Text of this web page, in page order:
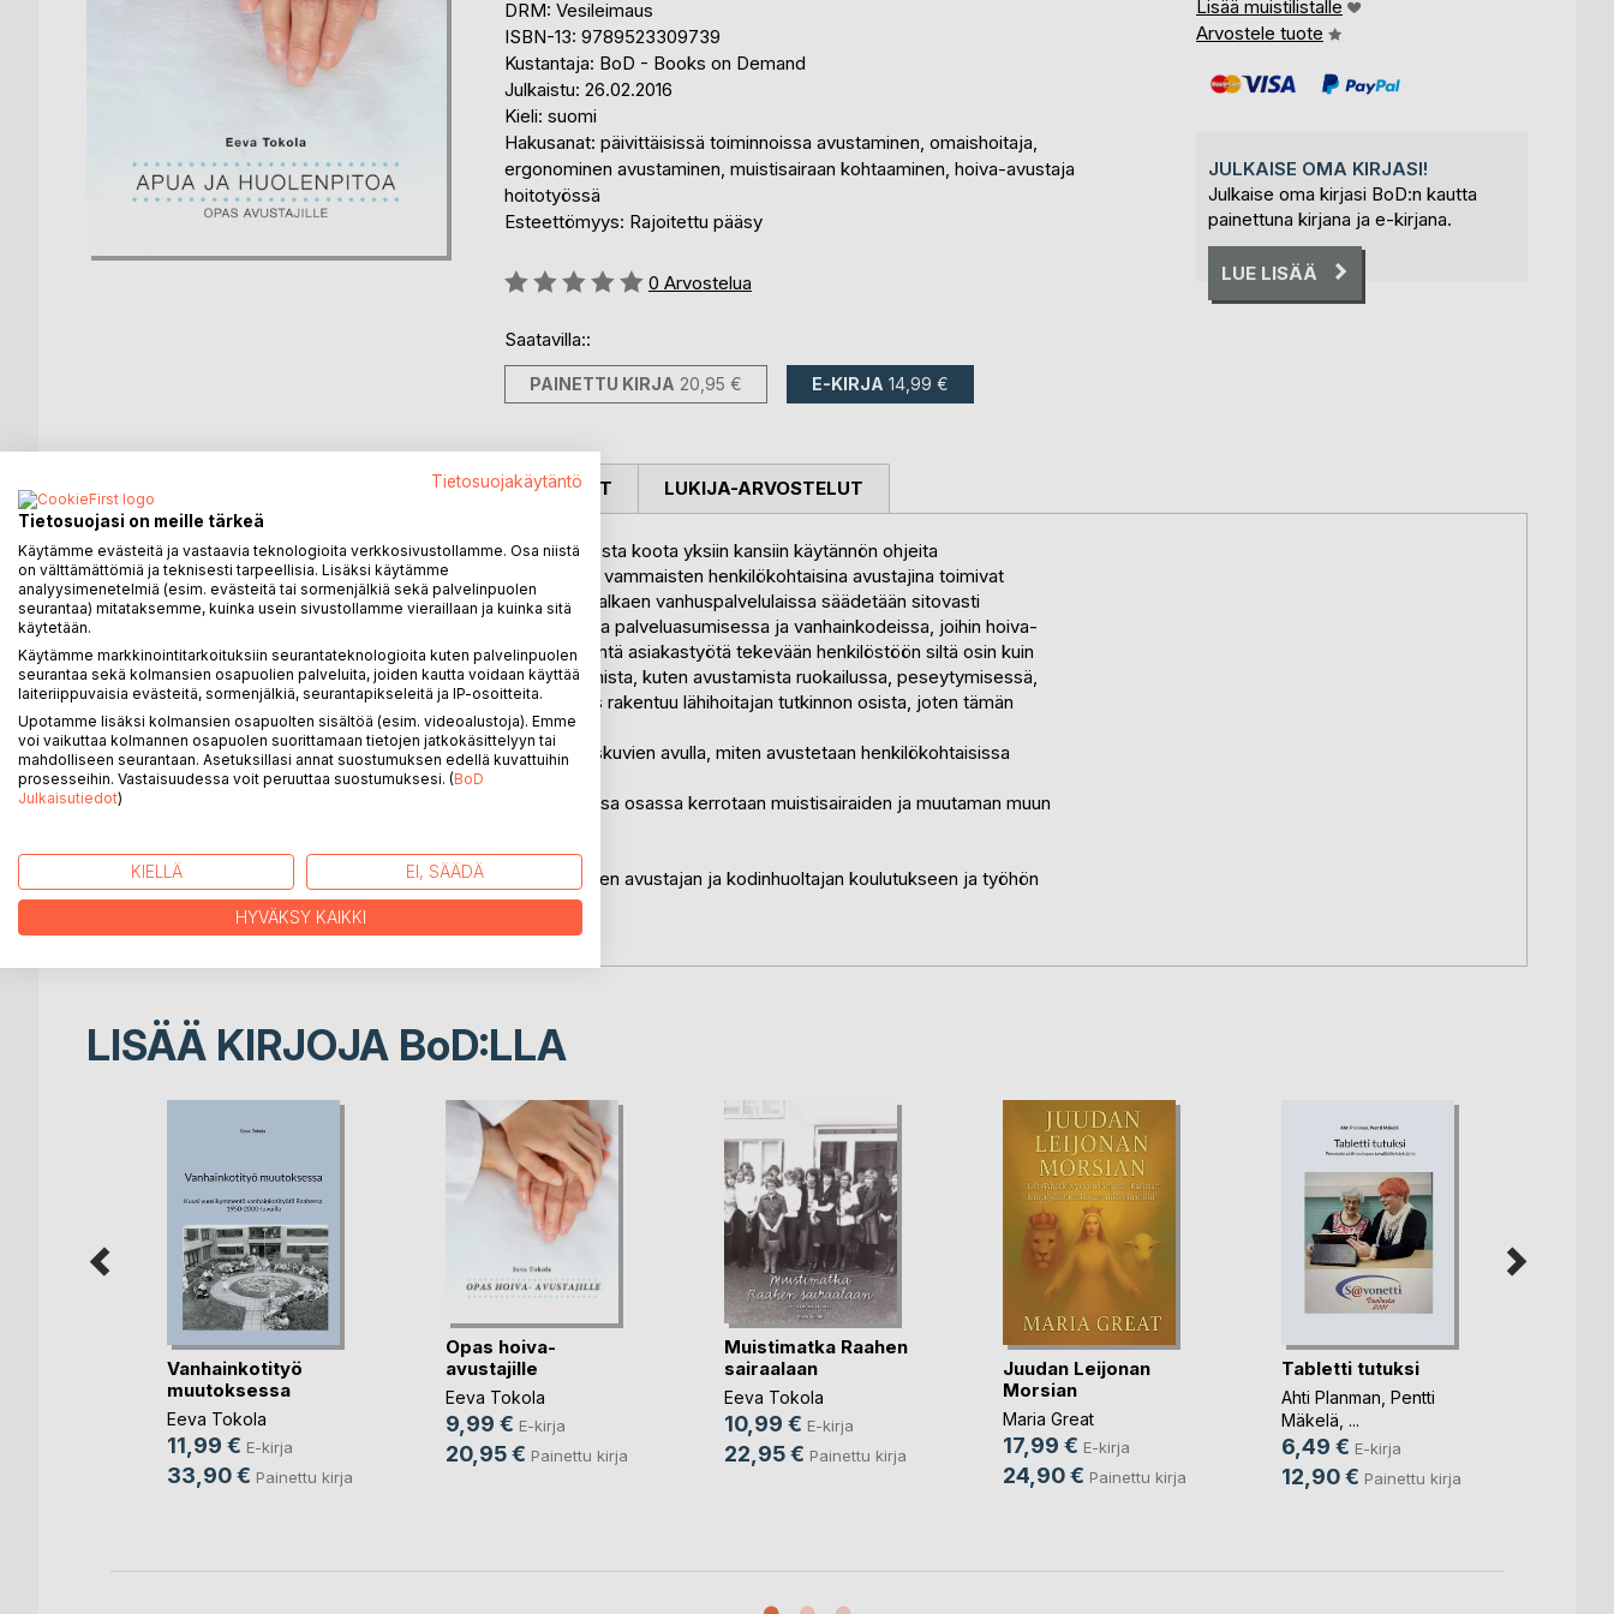
DRM: Vesileimaus
ISBN-13: 9789523309739
Kustantaja: BoD - Books on Demand
Julkaistu: 26.02.2016
Kieli: suomi
Hakusanat: päivittäisissä toiminnoissa avustaminen, omaishoitaja,
ergonominen avustaminen, muistisairaan kohtaaminen, hoiva-avustaja
hoitotyössä
Esteettömyys: Rajoitettu pääsy
Arvostelu::
0 Arvostelua
Saatavilla::
PAINETTU KIRJA 20,95 € E-KIRJA 14,99 €
Lisää muistilistalle
Arvostele tuote
JULKAISE OMA KIRJASI!
Julkaise oma kirjasi BoD:n kautta
painettuna kirjana ja e-kirjana.
LUE LISÄÄ
Tämän oppaan kirjoittaminen on lähtenyt käytännön tarpeesta koota yksiin kansiin käytännön ohjeita
avustamistilanteisiin, joita hoiva-avustajat, omaishoitajat ja vammaisten henkilökohtaisina avustajina toimivat
kohtaavat päivittäin avustamistyössään. Lokakuusta 2020 alkaen vanhuspalvelulaissa säädetään sitovasti
henkilöstömitoituksesta iäkkäiden henkilöiden tehostetussa palveluasumisessa ja vanhainkodeissa, joihin hoiva-
avustajat voivat työllistyä. Hoiva-avustajat sisältyvät välitöntä asiakastyötä tekevään henkilöstöön siltä osin kuin
heidän työnsä sisältää asiakkaiden perustarpeisiin vastaamista, kuten avustamista ruokailussa, peseytymisessä,
pukeutumisessa ja wckäynneillä. Hoiva-avustajan koulutus rakentuu lähihoitajan tutkinnon osista, joten tämän
koulutuksen avulla voi jatkaa lähihoitajan opintoja.
Ensimmäisessä osassa kuvataan yksityiskohtaisesti piirroskuvien avulla, miten avustetaan henkilökohtaisissa
toimissa, kuten
liikkumisessa, peseytymisessä ja pukeutumisessa. Toisessa osassa kerrotaan muistisairaiden ja muutaman muun
avustamisen erityispiirteistä.
Opas soveltuu oppikirjaksi hoiva-avustajan, henkilökohtaisen avustajan ja kodinhuoltajan koulutukseen ja työhön
sekä
käsikirjaksi ikäihmisten perhehoitajille ja omaishoitajille.
LEHDISTÖARVOSTELUT LUKIJA-ARVOSTELUT
LISÄÄ KIRJOJA BoD:LLA
Vanhainkotityö
muutoksessa
Eeva Tokola
11,99 € E-kirja
33,90 € Painettu kirja
Opas hoiva-
avustajille
Eeva Tokola
9,99 € E-kirja
20,95 € Painettu kirja
Muistimatka Raahen
sairaalaan
Eeva Tokola
10,99 € E-kirja
22,95 € Painettu kirja
Juudan Leijonan
Morsian
Maria Great
17,99 € E-kirja
24,90 € Painettu kirja
Tabletti tutuksi
Ahti Planman Pentti
Mäkelä , ...
6,49 € E-kirja
12,90 € Painettu kirja
Tietosuojakäytäntö
Tietosuojasi on meille tärkeä
Käytämme evästeitä ja vastaavia teknologioita verkkosivustollamme. Osa niistä
on välttämättömiä ja teknisesti tarpeellisia. Lisäksi käytämme
analyysimenetelmiä (esim. evästeitä tai sormenjälkiä sekä palvelinpuolen
seurantaa) mitataksemme, kuinka usein sivustollamme vieraillaan ja kuinka sitä
käytetään.
Käytämme markkinointitarkoituksiin seurantateknologioita kuten palvelinpuolen
seurantaa sekä kolmansien osapuolien palveluita, joiden kautta voidaan käyttää
laiteriippuvaisia evästeitä, sormenjälkiä, seurantapikseleitä ja IP-osoitteita.
Upotamme lisäksi kolmansien osapuolten sisältöä (esim. videoalustoja). Emme
voi vaikuttaa kolmannen osapuolen suorittamaan tietojen jatkokäsittelyyn tai
mahdolliseen seurantaan. Asetuksillasi annat suostumuksen edellä kuvattuihin
prosesseihin. Vastaisuudessa voit peruuttaa suostumuksesi. (BoD
Julkaisutiedot)
KIELLÄ EI, SÄÄDÄ
HYVÄKSY KAIKKI